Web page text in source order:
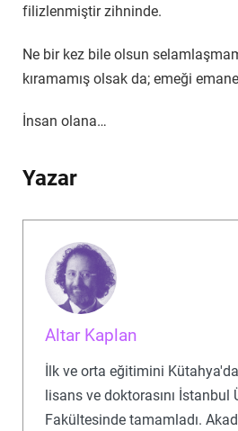
filizlenmiştir zihninde.
Ne bir kez bile olsun
kıramamış olsak da; emeği
İnsan olana…
Yazar
Altar Kaplan
İlk ve orta eğitimini
lisans ve doktorasını
Fakültesinde tamamladı.